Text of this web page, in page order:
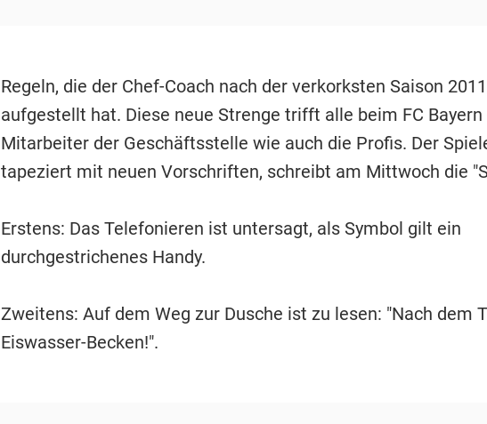
Regeln, die der Chef-Coach nach der verkorksten Saison
aufgestellt hat. Diese neue Strenge trifft alle beim FC Bayern
Mitarbeiter der Geschäftsstelle wie auch die Profis. Der
tapeziert mit neuen Vorschriften, schreibt am Mittwoch die
Erstens: Das Telefonieren ist untersagt, als Symbol gilt ein
durchgestrichenes Handy.
Zweitens: Auf dem Weg zur Dusche ist zu lesen: "Nach dem
Eiswasser-Becken!".